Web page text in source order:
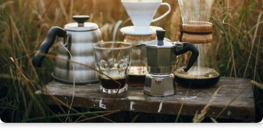
SATIŞ VE MONTAJ
Keşfet